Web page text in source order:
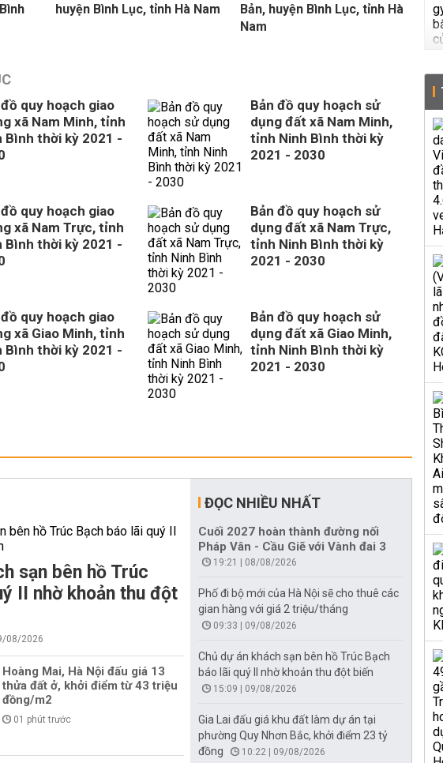
huyện Bình Lục, tỉnh Hà Nam
Bản, huyện Bình Lục, tỉnh Hà
Nam
quy hoạch giao
xã Nam Minh, tỉnh
Bình thời kỳ 2021 -
Bản đồ quy hoạch sử
dụng đất xã Nam Minh,
tỉnh Ninh Bình thời kỳ
2021 - 2030
quy hoạch giao
xã Nam Trực, tỉnh
Bình thời kỳ 2021 -
Bản đồ quy hoạch sử
dụng đất xã Nam Trực,
tỉnh Ninh Bình thời kỳ
2021 - 2030
quy hoạch giao
xã Giao Minh, tỉnh
Bình thời kỳ 2021 -
Bản đồ quy hoạch sử
dụng đất xã Giao Minh,
tỉnh Ninh Bình thời kỳ
2021 - 2030
sạn bên hồ Trúc
II nhờ khoản thu đột
08/2026
Hoàng Mai, Hà Nội đấu giá 13
thửa đất ở, khởi điểm từ 43 triệu
đồng/m2
01 phút trước
ĐỌC NHIỀU NHẤT
Cuối 2027 hoàn thành đường nối
Pháp Vân - Cầu Giẽ với Vành đai 3
19:21 | 08/08/2026
Phố đi bộ mới của Hà Nội sẽ cho thuê các
gian hàng với giá 2 triệu/tháng
09:33 | 09/08/2026
Chủ dự án khách sạn bên hồ Trúc Bạch
báo lãi quý II nhờ khoản thu đột biến
15:09 | 09/08/2026
Gia Lai đấu giá khu đất làm dự án tại
phường Quy Nhơn Bắc, khởi điểm 23 tỷ
đồng
10:22 | 09/08/2026